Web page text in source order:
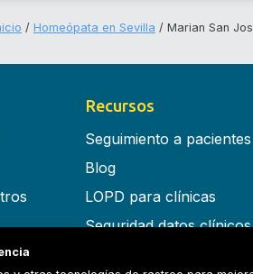
Homeópata en Sevilla Marian San
Recursos
Seguimiento a pacientes
Blog
LOPD para clínicas
Seguridad datos clínicos